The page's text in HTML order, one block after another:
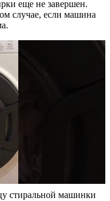
еще не завершен.
случае, если машина
стиральной машинки